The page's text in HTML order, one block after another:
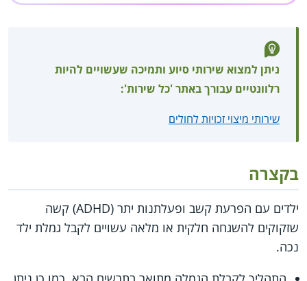
ניתן למצוא שירותי סיוע ותמיכה שעשויים להיות
רלוונטיים עבורך באתר 'כל שירות':
שירותי מיצוי זכויות לחולים
בקצרה
ילדים עם הפרעת קשב ופעלתנות יתר (ADHD) קשה
שזקוקים להשגחה חלקית או מלאה עשויים לקבל גמלת ילד
נכה.